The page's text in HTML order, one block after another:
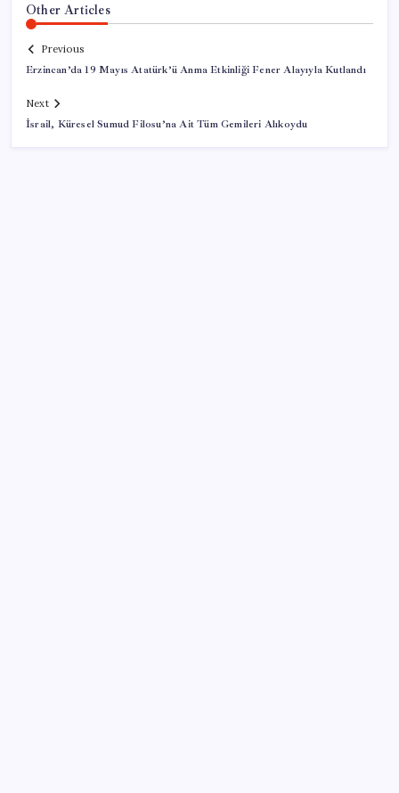
Other Articles
Previous
Erzincan’da 19 Mayıs Atatürk’ü Anma Etkinliği Fener Alayıyla Kutlandı
Next
İsrail, Küresel Sumud Filosu’na Ait Tüm Gemileri Alıkoydu